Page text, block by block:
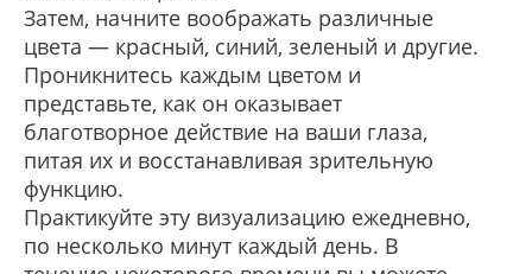
Затем, начните воображать различные
цвета — красный, синий, зеленый и другие.
Проникнитесь каждым цветом и
представьте, как он оказывает
благотворное действие на ваши глаза,
питая их и восстанавливая зрительную
функцию.
Практикуйте эту визуализацию ежедневно,
по несколько минут каждый день. В